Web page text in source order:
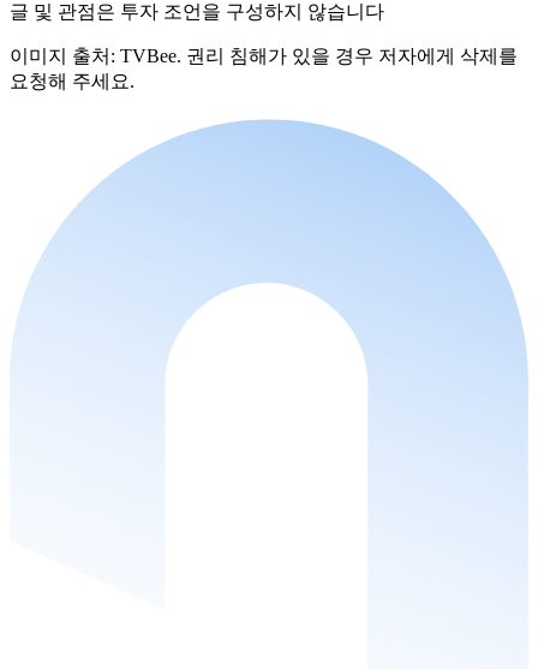
글 및 관점은 투자 조언을 구성하지 않습니다
이미지 출처: TVBee. 권리 침해가 있을 경우 저자에게 삭제를
요청해 주세요.